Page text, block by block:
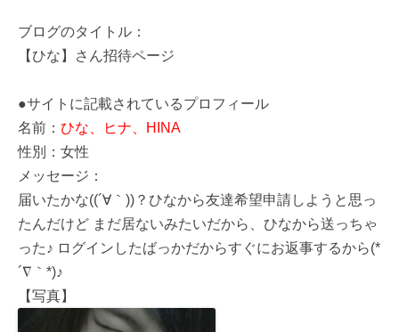
ブログのタイトル：
【ひな】さん招待ページ
●サイトに記載されているプロフィール
名前： ひな、ヒナ、HINA
性別：女性
メッセージ：
届いたかな((´∀｀))？ひなから友達希望申請しようと思っ
たんだけど まだ居ないみたいだから、ひなから送っちゃ
った♪ ログインしたばっかだからすぐにお返事するから(*
´∇｀*)♪
【写真】